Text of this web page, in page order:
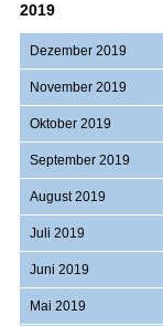
2019
Dezember 2019
November 2019
Oktober 2019
September 2019
August 2019
Juli 2019
Juni 2019
Mai 2019